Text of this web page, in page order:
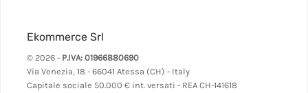
Ekommerce Srl
© 2026 - P.IVA: 01966880690
Via Venezia, 18 - 66041 Atessa (CH) - Italy
Capitale sociale 50.000 € int. versati - REA CH-141618